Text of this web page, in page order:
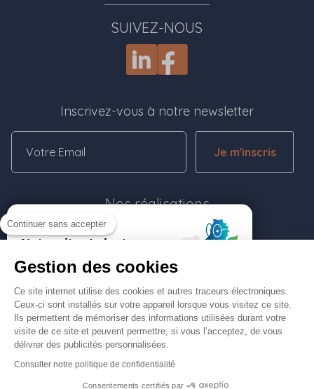
SUIVEZ-NOUS
Inscrivez-vous à notre newsletter
Je m'inscris
Nos réalisations
Rejoignez-nous
Contactez-nous
Menu Pied de page
Conditions générales d'utilisation
Continuer sans accepter
Gestion des cookies
Ce site internet utilise des cookies et autres traceurs électroniques.
Ceux-ci sont installés sur votre appareil lorsque vous visitez ce site.
Ils permettent de mémoriser des informations utilisées durant votre
visite de ce site et peuvent permettre, si vous l’acceptez, de vous
délivrer des publicités personnalisées.
Consulter notre politique de confidentialité
Consentements certifiés par